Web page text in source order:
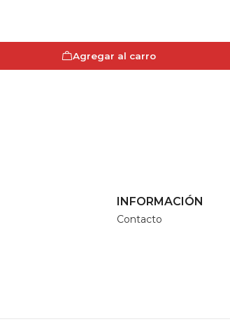
Agregar al carro
INFORMACIÓN
Contacto